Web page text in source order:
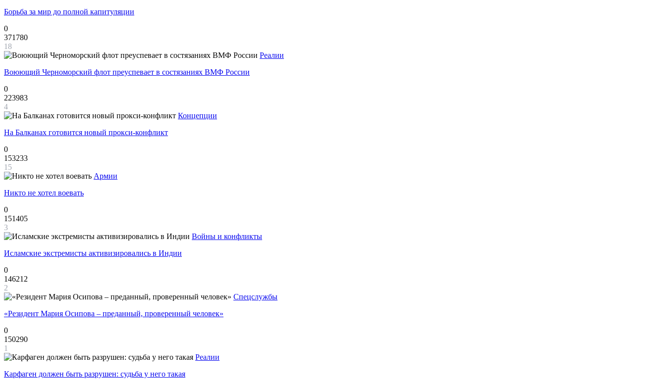
Борьба за мир до полной капитуляции
0
371780
18
Реалии
Воюющий Черноморский флот преуспевает в состязаниях ВМФ России
0
223983
4
Концепции
На Балканах готовится новый прокси-конфликт
0
153233
15
Армии
Никто не хотел воевать
0
151405
3
Войны и конфликты
Исламские экстремисты активизировались в Индии
0
146212
2
Спецслужбы
«Резидент Мария Осипова – преданный, проверенный человек»
0
150290
1
Реалии
Карфаген должен быть разрушен: судьба у него такая